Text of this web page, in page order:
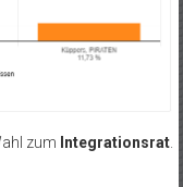
zum Integrationsrat.